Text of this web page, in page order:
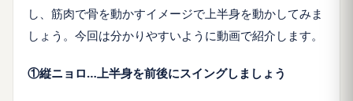
し、筋肉で骨を動かすイメージで上半身を動かしてみま
しょう。今回は分かりやすいように動画で紹介します。
①縦ニョロ…上半身を前後にスイングしましょう